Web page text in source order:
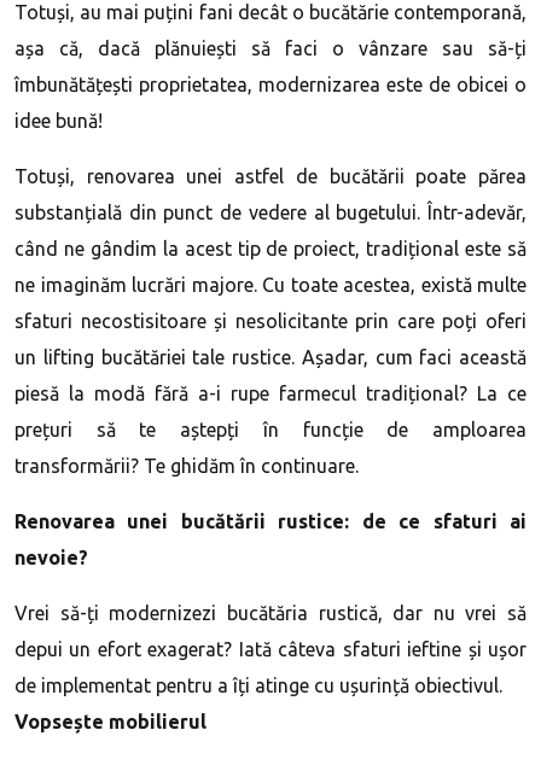
Totuși, au mai puțini fani decât o bucătărie contemporană,
așa că, dacă plănuiești să faci o vânzare sau să-ți
îmbunătățești proprietatea, modernizarea este de obicei o
idee bună!
Totuși, renovarea unei astfel de bucătării poate părea
substanțială din punct de vedere al bugetului. Într-adevăr,
când ne gândim la acest tip de proiect, tradițional este să
ne imaginăm lucrări majore. Cu toate acestea, există multe
sfaturi necostisitoare și nesolicitante prin care poți oferi
un lifting bucătăriei tale rustice. Așadar, cum faci această
piesă la modă fără a-i rupe farmecul tradițional? La ce
prețuri să te aștepți în funcție de amploarea
transformării? Te ghidăm în continuare.
Renovarea unei bucătării rustice: de ce sfaturi ai
nevoie?
Vrei să-ți modernizezi bucătăria rustică, dar nu vrei să
depui un efort exagerat? Iată câteva sfaturi ieftine și ușor
de implementat pentru a îți atinge cu ușurință obiectivul.
Vopsește mobilierul